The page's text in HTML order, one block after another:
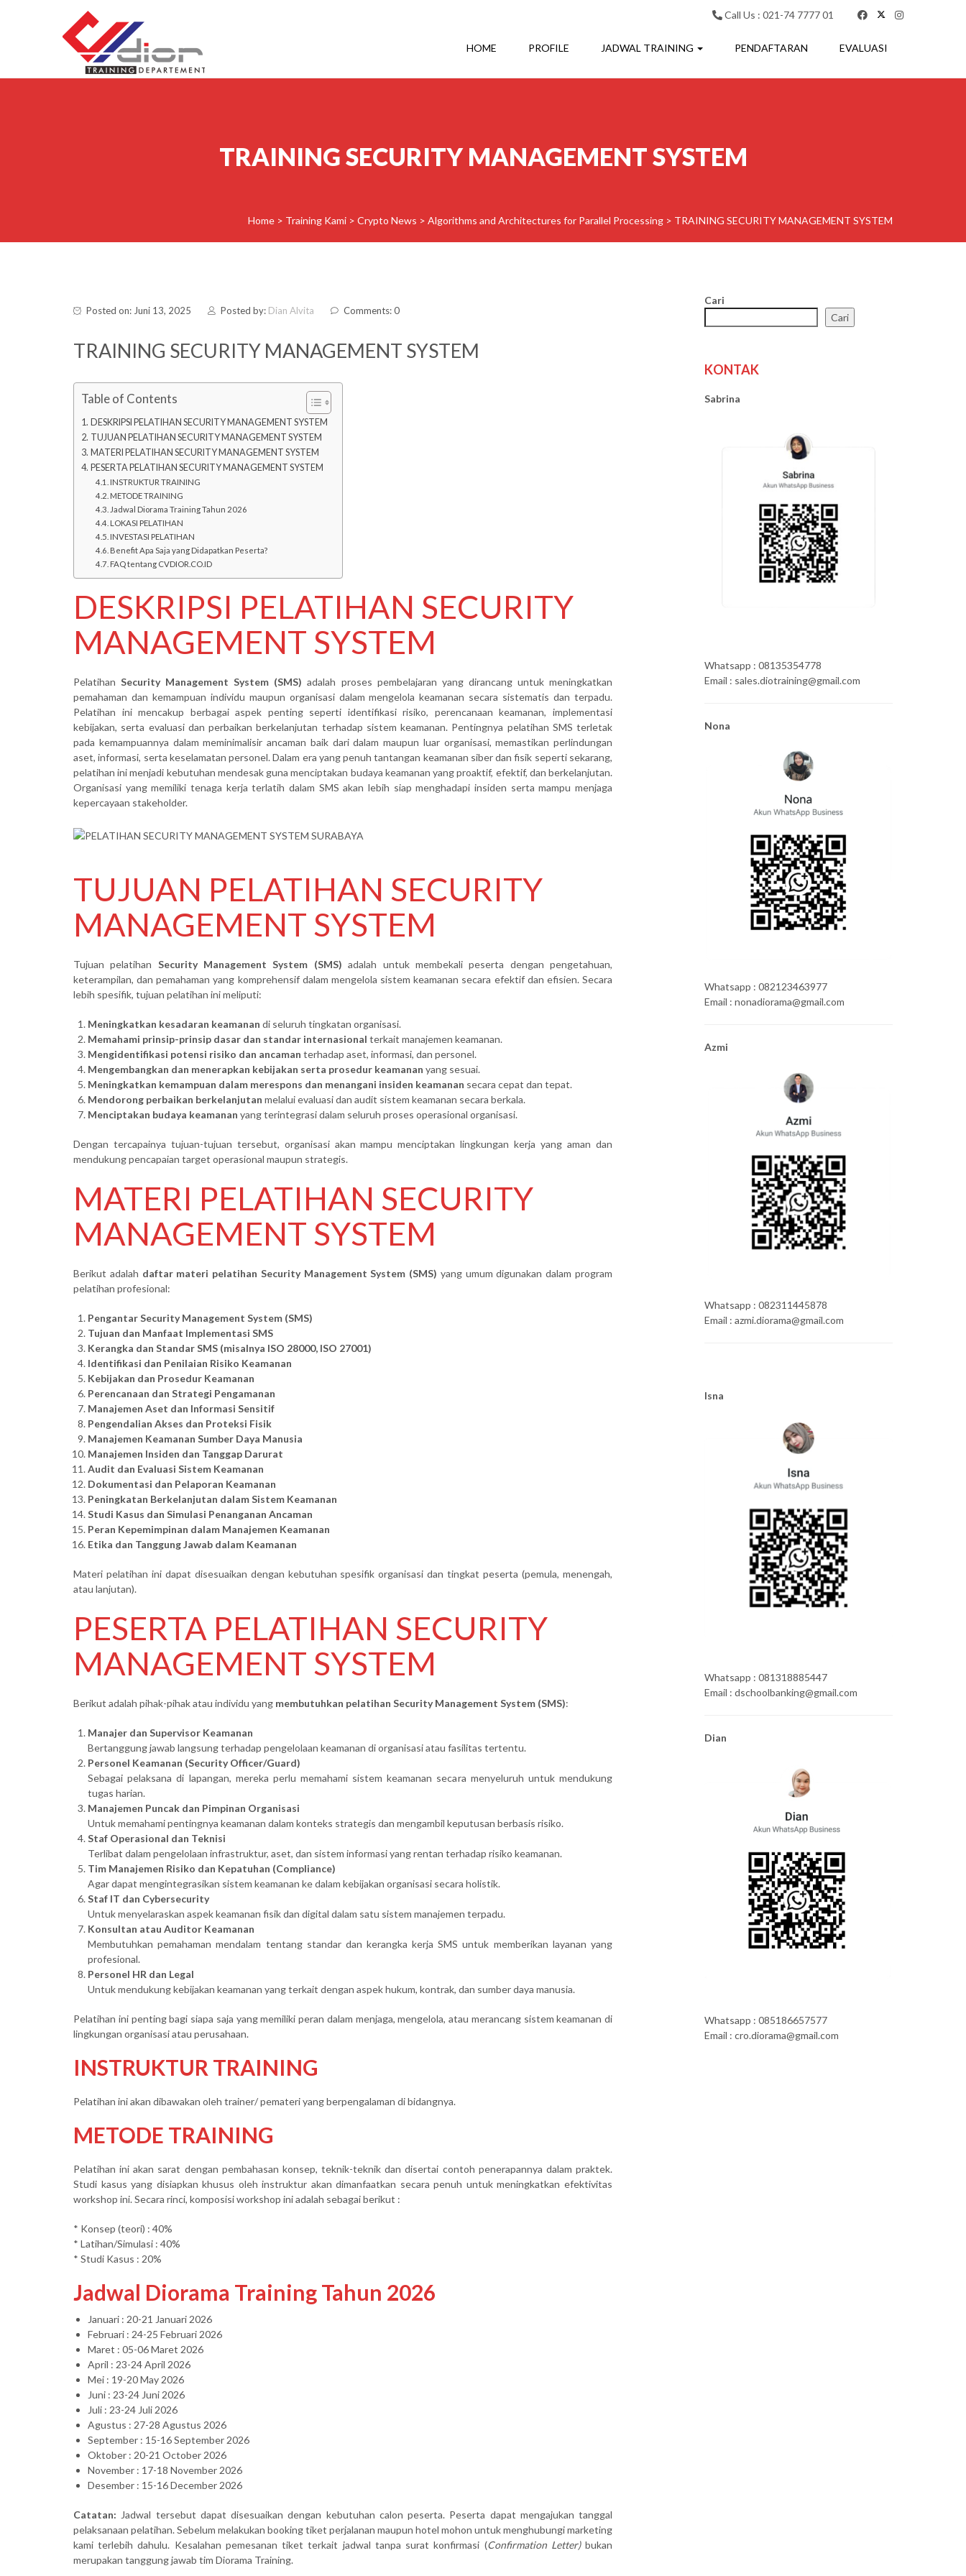
Call Us : 021-74 7777 01
HOME PROFILE JADWAL TRAINING PENDAFTARAN EVALUASI
TRAINING SECURITY MANAGEMENT SYSTEM
Home > Training Kami > Crypto News > Algorithms and Architectures for Parallel Processing > TRAINING SECURITY MANAGEMENT SYSTEM
Posted on: Juni 13, 2025 Posted by: Dian Alvita Comments: 0
TRAINING SECURITY MANAGEMENT SYSTEM
Table of Contents
DESKRIPSI PELATIHAN SECURITY MANAGEMENT SYSTEM
TUJUAN PELATIHAN SECURITY MANAGEMENT SYSTEM
MATERI PELATIHAN SECURITY MANAGEMENT SYSTEM
PESERTA PELATIHAN SECURITY MANAGEMENT SYSTEM
INSTRUKTUR TRAINING
METODE TRAINING
Jadwal Diorama Training Tahun 2026
LOKASI PELATIHAN
INVESTASI PELATIHAN
Benefit Apa Saja yang Didapatkan Peserta?
FAQ tentang CVDIOR.CO.ID
DESKRIPSI PELATIHAN SECURITY
MANAGEMENT SYSTEM
PelatihanSecurity Management System (SMS) adalah proses pembelajaran yang dirancang untuk meningkatkan
pemahaman dan kemampuan individu maupun organisasi dalam mengelola keamanan secara sistematis dan terpadu.
Pelatihan ini mencakup berbagai aspek penting seperti identifikasi risiko, perencanaan keamanan, implementasi
kebijakan, serta evaluasi dan perbaikan berkelanjutan terhadap sistem keamanan. Pentingnya pelatihan SMS terletak
pada kemampuannya dalam meminimalisir ancaman baik dari dalam maupun luar organisasi, memastikan perlindungan
aset, informasi, serta keselamatan personel. Dalam era yang penuh tantangan keamanan siber dan fisik seperti sekarang,
pelatihan ini menjadi kebutuhan mendesak guna menciptakan budaya keamanan yang proaktif, efektif, dan berkelanjutan.
Organisasi yang memiliki tenaga kerja terlatih dalam SMS akan lebih siap menghadapi insiden serta mampu menjaga
kepercayaan stakeholder.
TUJUAN PELATIHAN SECURITY
MANAGEMENT SYSTEM
Tujuan pelatihan Security Management System (SMS) adalah untuk membekali peserta dengan pengetahuan,
keterampilan, dan pemahaman yang komprehensif dalam mengelola sistem keamanan secara efektif dan efisien. Secara
lebih spesifik, tujuan pelatihan ini meliputi:
Meningkatkan kesadaran keamanan di seluruh tingkatan organisasi.
Memahami prinsip-prinsip dasar dan standar internasional terkait manajemen keamanan.
Mengidentifikasi potensi risiko dan ancaman terhadap aset, informasi, dan personel.
Mengembangkan dan menerapkan kebijakan serta prosedur keamanan yang sesuai.
Meningkatkan kemampuan dalam merespons dan menangani insiden keamanan secara cepat dan tepat.
Mendorong perbaikan berkelanjutan melalui evaluasi dan audit sistem keamanan secara berkala.
Menciptakan budaya keamanan yang terintegrasi dalam seluruh proses operasional organisasi.
Dengan tercapainya tujuan-tujuan tersebut, organisasi akan mampu menciptakan lingkungan kerja yang aman dan
mendukung pencapaian target operasional maupun strategis.
MATERI PELATIHAN SECURITY
MANAGEMENT SYSTEM
Berikut adalah daftar materi pelatihan Security Management System (SMS) yang umum digunakan dalam program
pelatihan profesional:
Pengantar Security Management System (SMS)
Tujuan dan Manfaat Implementasi SMS
Kerangka dan Standar SMS (misalnya ISO 28000, ISO 27001)
Identifikasi dan Penilaian Risiko Keamanan
Kebijakan dan Prosedur Keamanan
Perencanaan dan Strategi Pengamanan
Manajemen Aset dan Informasi Sensitif
Pengendalian Akses dan Proteksi Fisik
Manajemen Keamanan Sumber Daya Manusia
Manajemen Insiden dan Tanggap Darurat
Audit dan Evaluasi Sistem Keamanan
Dokumentasi dan Pelaporan Keamanan
Peningkatan Berkelanjutan dalam Sistem Keamanan
Studi Kasus dan Simulasi Penanganan Ancaman
Peran Kepemimpinan dalam Manajemen Keamanan
Etika dan Tanggung Jawab dalam Keamanan
Materi pelatihan ini dapat disesuaikan dengan kebutuhan spesifik organisasi dan tingkat peserta (pemula, menengah,
atau lanjutan).
PESERTA PELATIHAN SECURITY
MANAGEMENT SYSTEM
Berikut adalah pihak-pihak atau individu yang membutuhkan pelatihan Security Management System (SMS):
Manajer dan Supervisor Keamanan
Bertanggung jawab langsung terhadap pengelolaan keamanan di organisasi atau fasilitas tertentu.
Personel Keamanan (Security Officer/Guard)
Sebagai pelaksana di lapangan, mereka perlu memahami sistem keamanan secara menyeluruh untuk mendukung
tugas harian.
Manajemen Puncak dan Pimpinan Organisasi
Untuk memahami pentingnya keamanan dalam konteks strategis dan mengambil keputusan berbasis risiko.
Staf Operasional dan Teknisi
Terlibat dalam pengelolaan infrastruktur, aset, dan sistem informasi yang rentan terhadap risiko keamanan.
Tim Manajemen Risiko dan Kepatuhan (Compliance)
Agar dapat mengintegrasikan sistem keamanan ke dalam kebijakan organisasi secara holistik.
Staf IT dan Cybersecurity
Untuk menyelaraskan aspek keamanan fisik dan digital dalam satu sistem manajemen terpadu.
Konsultan atau Auditor Keamanan
Membutuhkan pemahaman mendalam tentang standar dan kerangka kerja SMS untuk memberikan layanan yang
profesional.
Personel HR dan Legal
Untuk mendukung kebijakan keamanan yang terkait dengan aspek hukum, kontrak, dan sumber daya manusia.
Pelatihan ini penting bagi siapa saja yang memiliki peran dalam menjaga, mengelola, atau merancang sistem keamanan di
lingkungan organisasi atau perusahaan.
INSTRUKTUR TRAINING
Pelatihan ini akan dibawakan oleh trainer/ pemateri yang berpengalaman di bidangnya.
METODE TRAINING
Pelatihan ini akan sarat dengan pembahasan konsep, teknik-teknik dan disertai contoh penerapannya dalam praktek.
Studi kasus yang disiapkan khusus oleh instruktur akan dimanfaatkan secara penuh untuk meningkatkan efektivitas
workshop ini. Secara rinci, komposisi workshop ini adalah sebagai berikut :
* Konsep (teori) : 40%
* Latihan/Simulasi : 40%
* Studi Kasus : 20%
Jadwal Diorama Training Tahun 2026
Januari : 20-21 Januari 2026
Februari : 24-25 Februari 2026
Maret : 05-06 Maret 2026
April : 23-24 April 2026
Mei : 19-20 May 2026
Juni : 23-24 Juni 2026
Juli : 23-24 Juli 2026
Agustus : 27-28 Agustus 2026
September : 15-16 September 2026
Oktober : 20-21 October 2026
November : 17-18 November 2026
Desember : 15-16 December 2026
Catatan: Jadwal tersebut dapat disesuaikan dengan kebutuhan calon peserta. Peserta dapat mengajukan tanggal
pelaksanaan pelatihan. Sebelum melakukan booking tiket perjalanan maupun hotel mohon untuk menghubungi marketing
kami terlebih dahulu. Kesalahan pemesanan tiket terkait jadwal tanpa surat konfirmasi (Confirmation Letter)bukan
merupakan tanggung jawab tim Diorama Training.
Cari
Cari
KONTAK
Sabrina
Whatsapp : 08135354778
Email : sales.diotraining@gmail.com
Nona
Whatsapp : 082123463977
Email : nonadiorama@gmail.com
Azmi
Whatsapp : 082311445878
Email : azmi.diorama@gmail.com
Isna
Whatsapp : 081318885447
Email : dschoolbanking@gmail.com
Dian
Whatsapp : 085186657577
Email : cro.diorama@gmail.com